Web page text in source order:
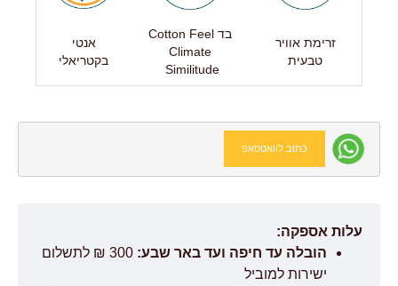
זרימת אוויר
טבעית
בד Cotton Feel
Climate
Similitude
אנטי
בקטריאלי
כתוב לוואטסאפ
עלות אספקה:
הובלה עד חיפה ועד באר שבע:
300 ₪ לתשלום
ישירות למוביל